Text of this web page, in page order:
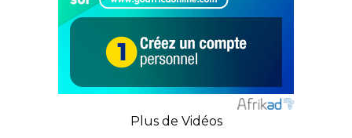
Plus de Vidéos